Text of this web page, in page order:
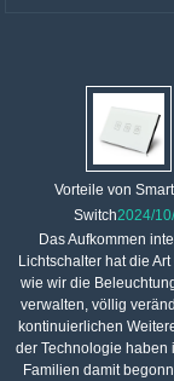
Vorteile von
Switch2024/
Das Aufkommen
Lichtschalter hat die
wie wir die
verwalten, völlig
kontinuierlichen
der Technologie haben
Familien damit